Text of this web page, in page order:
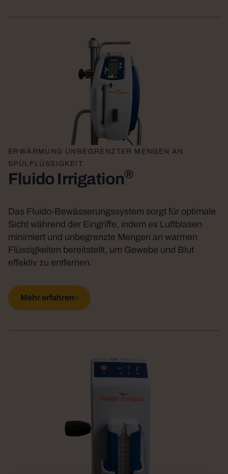
ERWÄRMUNG UNBEGRENZTER MENGEN AN
SPÜLFLÜSSIGKEIT
Fluido Irrigation®
Das Fluido-Bewässerungssystem sorgt für optimale
Sicht während der Eingriffe, indem es Luftblasen
minimiert und unbegrenzte Mengen an warmen
Flüssigkeiten bereitstellt, um Gewebe und Blut
effektiv zu entfernen.
Mehr erfahren